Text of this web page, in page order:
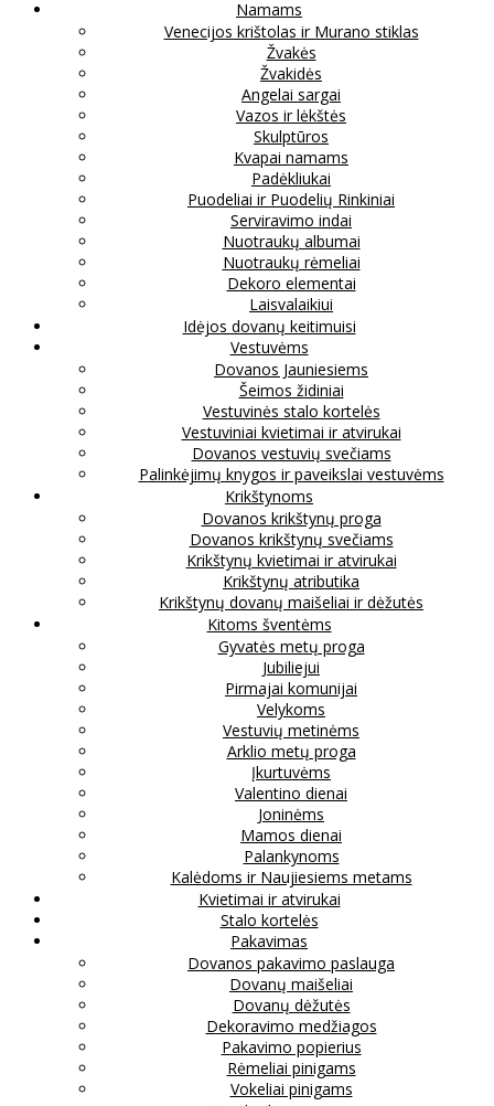
Namams
Venecijos krištolas ir Murano stiklas
Žvakės
Žvakidės
Angelai sargai
Vazos ir lėkštės
Skulptūros
Kvapai namams
Padėkliukai
Puodeliai ir Puodelių Rinkiniai
Serviravimo indai
Nuotraukų albumai
Nuotraukų rėmeliai
Dekoro elementai
Laisvalaikiui
Idėjos dovanų keitimuisi
Vestuvėms
Dovanos Jauniesiems
Šeimos židiniai
Vestuvinės stalo kortelės
Vestuviniai kvietimai ir atvirukai
Dovanos vestuvių svečiams
Palinkėjimų knygos ir paveikslai vestuvėms
Krikštynoms
Dovanos krikštynų proga
Dovanos krikštynų svečiams
Krikštynų kvietimai ir atvirukai
Krikštynų atributika
Krikštynų dovanų maišeliai ir dėžutės
Kitoms šventėms
Gyvatės metų proga
Jubiliejui
Pirmajai komunijai
Velykoms
Vestuvių metinėms
Arklio metų proga
Įkurtuvėms
Valentino dienai
Joninėms
Mamos dienai
Palankynoms
Kalėdoms ir Naujiesiems metams
Kvietimai ir atvirukai
Stalo kortelės
Pakavimas
Dovanos pakavimo paslauga
Dovanų maišeliai
Dovanų dėžutės
Dekoravimo medžiagos
Pakavimo popierius
Rėmeliai pinigams
Vokeliai pinigams